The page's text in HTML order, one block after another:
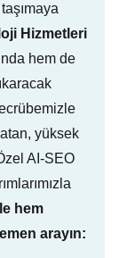
Hizmetleri
hem de
yüksek
AI-SEO
hem
arayın: